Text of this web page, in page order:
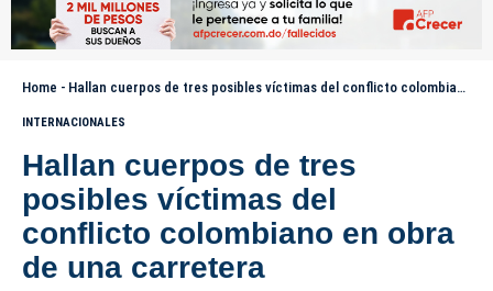
Home - Hallan cuerpos de tres posibles víctimas del conflicto colombiano en obra de una carretera
INTERNACIONALES
Hallan cuerpos de tres
posibles víctimas del
conflicto colombiano en obra
de una carretera